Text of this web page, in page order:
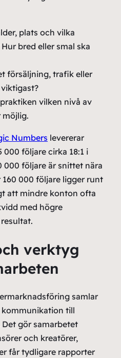
plats och vilka
bred eller smal ska
försäljning, trafik eller
vilken nivå av
möjlig.
Numbers levererar
000 följare cirka 18:1 i
följare är snittet nära
160 000 följare ligger runt
att mindre konton ofta
med högre
verktyg
samlar
till
gör samarbetet
och kreatörer,
får tydligare rapporter